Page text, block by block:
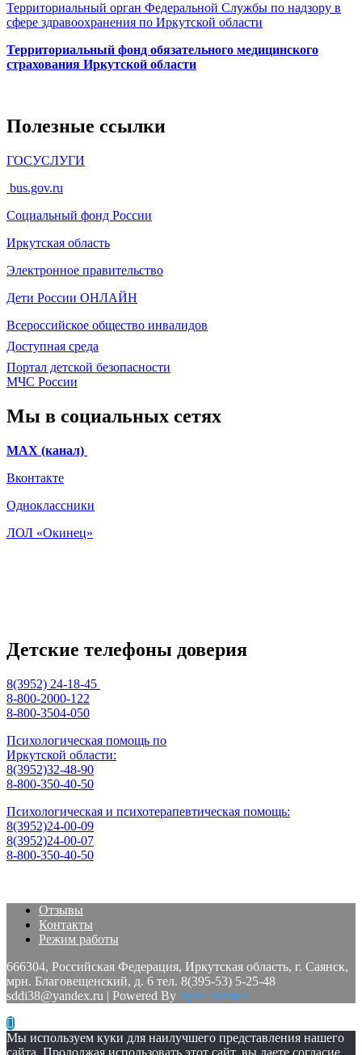
Территориальный орган Федеральной Службы по надзору в
сфере здравоохранения по Иркутской области
Территориальный фонд обязательного медицинского
страхования Иркутской области
Полезные ссылки
ГОСУСЛУГИ
bus.gov.ru
Социальный фонд России
Иркутская область
Электронное правительство
Дети России ОНЛАЙН
Всероссийское общество инвалидов
Доступная среда
Портал детской безопасности
МЧС России
Мы в социальных сетях
МАХ (канал)
Вконтакте
Одноклассники
ЛОЛ «Окинец»
Детские телефоны доверия
8(3952) 24-18-45
8-800-2000-122
8-800-3504-050
Психологическая помощь по
Иркутской области:
8(3952)32-48-90
8-800-350-40-50
Психологическая и психотерапевтическая помощь:
8(3952)24-00-09
8(3952)24-00-07
8-800-350-40-50
Отзывы
Контакты
Режим работы
666304, Российская Федерация, Иркутская область, г. Саянск,
мрн. Благовещенский, д. 6 тел. 8(395-53) 5-25-48
sddi38@yandex.ru | Powered By SpiceThemes
Мы используем куки для наилучшего представления нашего
сайта. Продолжая использовать этот сайт, вы даете согласие